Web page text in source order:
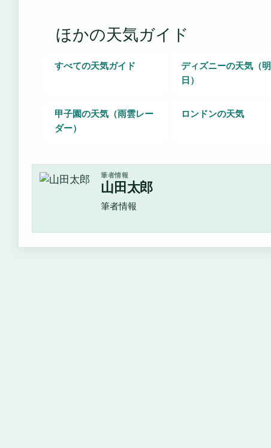
ほかの天気ガイド
すべての天気ガイド
ディズニーの天気（明
日）
甲子園の天気（雨雲レー
ダー）
ロンドンの天気
筆者情報
山田太郎
筆者情報